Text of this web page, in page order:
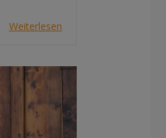
Weiterlesen